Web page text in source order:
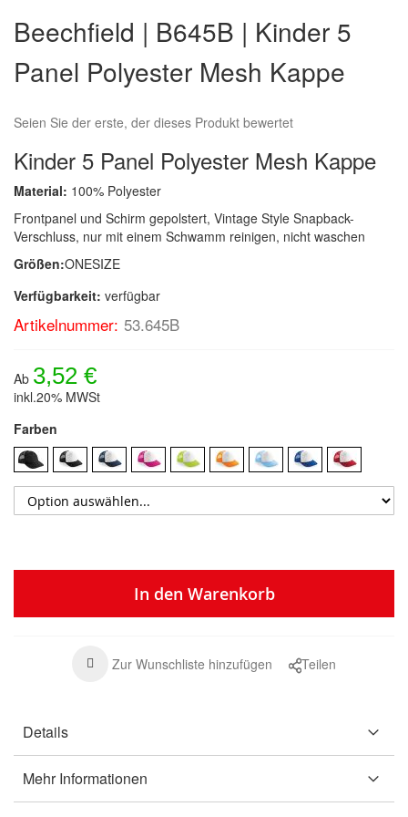
der
Bildergalerie
springen
Beechfield | B645B | Kinder 5
Panel Polyester Mesh Kappe
Seien Sie der erste, der dieses Produkt bewertet
Kinder 5 Panel Polyester Mesh Kappe
Material: 100% Polyester
Frontpanel und Schirm gepolstert, Vintage Style Snapback-
Verschluss, nur mit einem Schwamm reinigen, nicht waschen
Größen:ONESIZE
Verfügbarkeit: verfügbar
Artikelnummer: 53.645B
Ab 3,52 €
inkl.20% MWSt
Farben
In den Warenkorb
Zur Wunschliste hinzufügen Teilen
Details
Mehr Informationen